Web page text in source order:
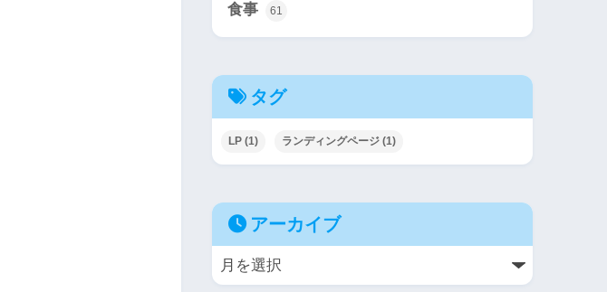
食事 61
タグ
LP (1) ランディングページ (1)
アーカイブ